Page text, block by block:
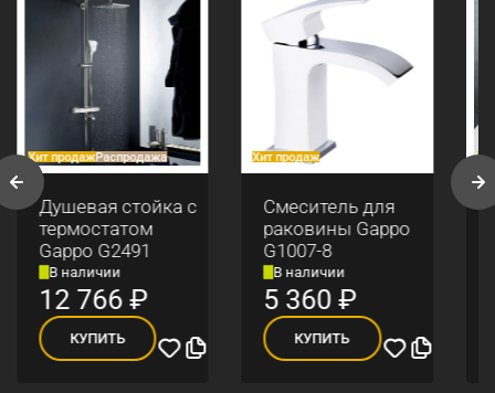
Хит продажРаспродажа
Душевая стойка с
термостатом
Gappo G2491
В наличии
12 766₽
КУПИТЬ
Хит продаж
Смеситель для
раковины Gappo
G1007-8
В наличии
5 360₽
КУПИТЬ